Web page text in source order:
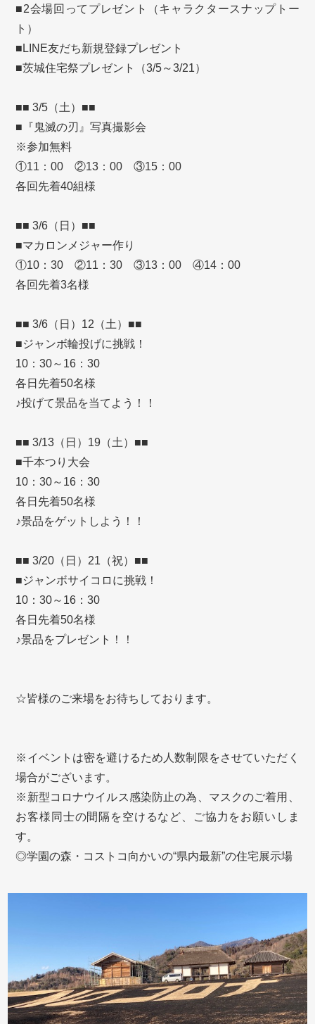
■2会場回ってプレゼント（キャラクタースナップトー
ト）
■LINE友だち新規登録プレゼント
■茨城住宅祭プレゼント（3/5～3/21）
■■ 3/5（土）■■
■『鬼滅の刃』写真撮影会
※参加無料
①11：00 ②13：00 ③15：00
各回先着40組様
■■ 3/6（日）■■
■マカロンメジャー作り
①10：30 ②11：30 ③13：00 ④14：00
各回先着3名様
■■ 3/6（日）12（土）■■
■ジャンボ輪投げに挑戦！
10：30～16：30
各日先着50名様
♪投げて景品を当てよう！！
■■ 3/13（日）19（土）■■
■千本つり大会
10：30～16：30
各日先着50名様
♪景品をゲットしよう！！
■■ 3/20（日）21（祝）■■
■ジャンボサイコロに挑戦！
10：30～16：30
各日先着50名様
♪景品をプレゼント！！
☆皆様のご来場をお待ちしております。
※イベントは密を避けるため人数制限をさせていただく
場合がございます。
※新型コロナウイルス感染防止の為、マスクのご着用、
お客様同士の間隔を空けるなど、ご協力をお願いしま
す。
◎学園の森・コストコ向かいの“県内最新”の住宅展示場